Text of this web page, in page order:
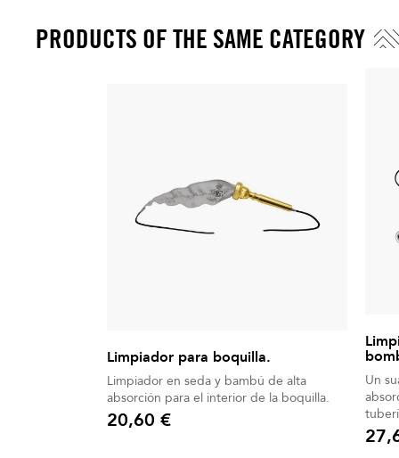
PRODUCTS OF THE SAME CATEGORY
Limpiador para boquilla.
Limpiador en seda y bambú de alta
absorción para el interior de la boquilla.
Precio
20,60 €
Un
Precio